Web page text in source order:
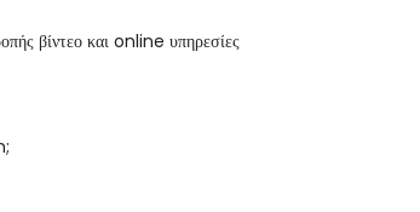
βίντεο και online υπηρεσίες